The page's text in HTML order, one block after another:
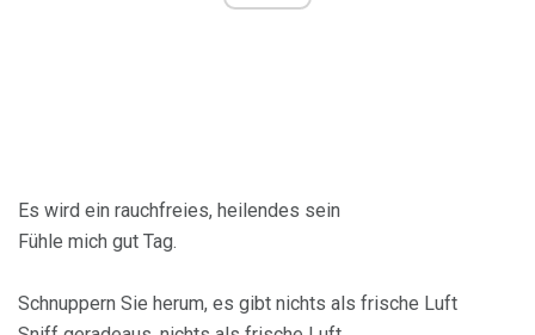
Es wird ein rauchfreies, heilendes sein
Fühle mich gut Tag.
Schnuppern Sie herum, es gibt nichts als frische Luft